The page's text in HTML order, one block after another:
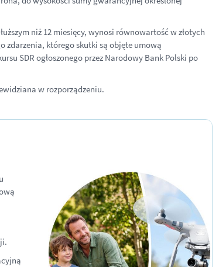
niż 12 miesięcy, wynosi równowartość w złotych
zdarzenia, którego skutki są objęte umową
SDR ogłoszonego przez Narodowy Bank Polski po
w rozporządzeniu.